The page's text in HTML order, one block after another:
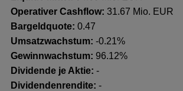
Operativer Cashflow: 31.67 Mio. EUR
Bargeldquote: 0.47
Umsatzwachstum: -0.21%
Gewinnwachstum: 96.12%
Dividende je Aktie: -
Dividendenrendite: -